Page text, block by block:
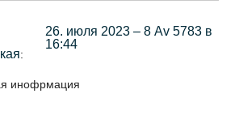
:
26. июля 2023 – 8 Av 5783 в
16:44
инофрмация